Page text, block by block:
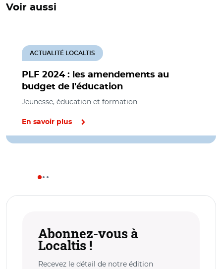
Voir aussi
PLF 2024 : les amendements au
budget de l'éducation
ACTUALITÉ LOCALTIS
Jeunesse, éducation et formation
En savoir plus
Abonnez-vous à
Localtis !
Recevez le détail de notre édition